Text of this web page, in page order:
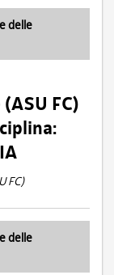
delle
FC)
FC)
delle